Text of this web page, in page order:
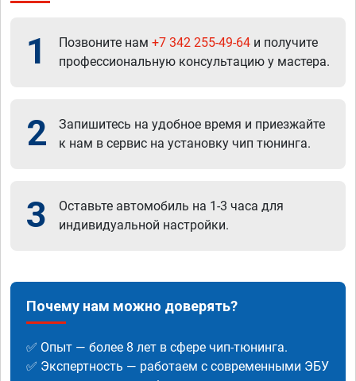
1 Позвоните нам +7 342 255-49-64 и получите
профессиональную консультацию у мастера.
2
Запишитесь на удобное время и приезжайте
к нам в сервис на установку чип тюнинга.
3
Оставьте автомобиль на 1-3 часа для
индивидуальной настройки.
Почему нам можно доверять?
✅ Опыт — более 8 лет в сфере чип-тюнинга.
✅ Экспертность — работаем с современными ЭБУ